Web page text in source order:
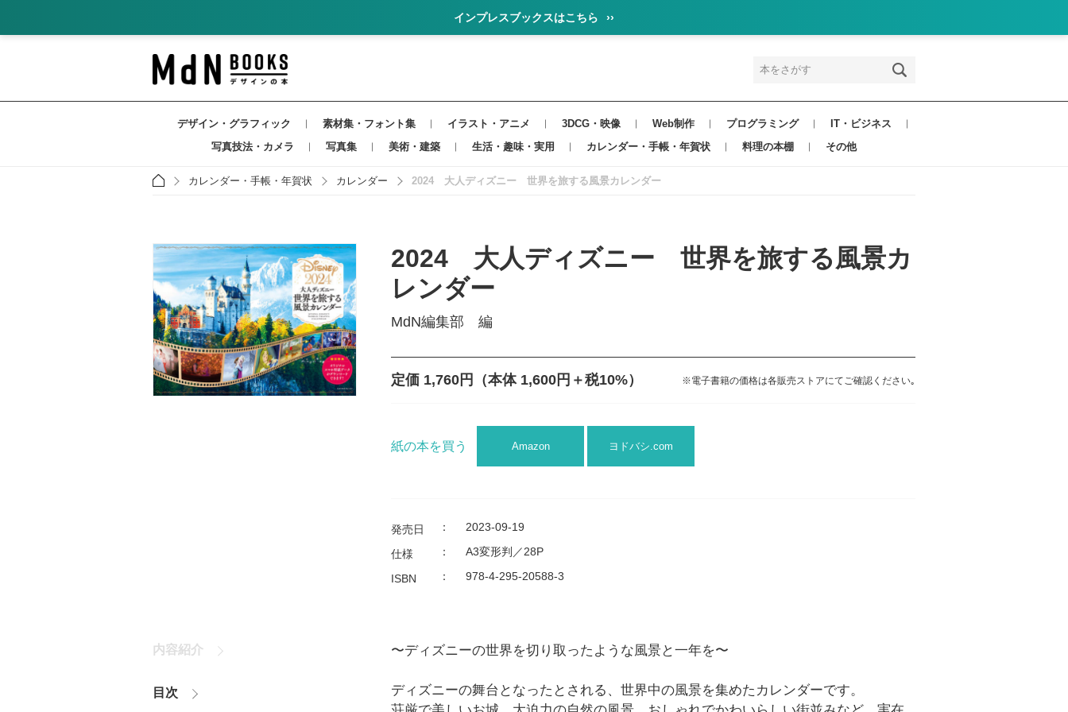
インプレスブックスはこちら ››
デザイン・グラフィック 素材集・フォント集 イラスト・アニメ 3DCG・映像 Web制作 プログラミング
IT・ビジネス
写真技法・カメラ
写真集 美術・建築 生活・趣味・実用 カレンダー・手帳・年賀状 料理の本棚 その他
カレンダー・手帳・年賀状 カレンダー 2024 大人ディズニー 世界を旅する風景カレンダー
2024 大人ディズニー 世界を旅する風景カ
レンダー
MdN編集部 編
定価 1,760円 （本体 1,600円＋税10%） ※電子書籍の価格は各販売ストアにてご確認ください｡
紙の本を買う Amazon ヨドバシ.com
発売日 ： 2023-09-19
仕様 ： A3変形判／28P
ISBN ： 978-4-295-20588-3
内容紹介
目次
〜ディズニーの世界を切り取ったような風景と一年を〜
ディズニーの舞台となったとされる、世界中の風景を集めたカレンダーです。